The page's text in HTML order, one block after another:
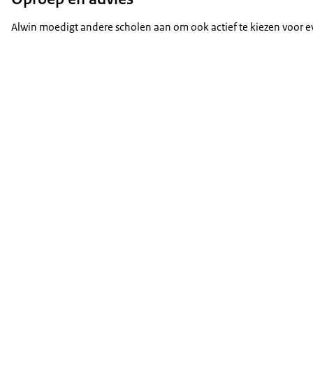
Alwin moedigt andere scholen aan om ook actief te kiezen voor